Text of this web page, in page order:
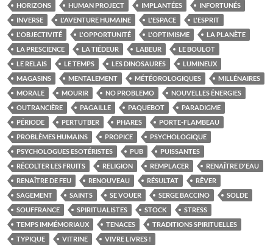
HORIZONS
HUMAN PROJECT IMPLANTÉES
INFORTUNÉS
INVERSE
L'AVENTURE HUMAINE L'ESPACE
L'ESPRIT
L'OBJECTIVITÉ
L'OPPORTUNITÉ L'OPTIMISME
LA PLANÈTE
LA PRESCIENCE
LA TIÉDEUR LABEUR
LE BOULOT
LE RELAIS
LE TEMPS LES DINOSAURES
LUMINEUX
MAGASINS
MENTALEMENT MÉTÉOROLOGIQUES
MILLÉNAIRES
MORALE
MOURIR NO PROBLEMO
NOUVELLES ÉNERGIES
OUTRANCIÈRE
PAGAILLE PAQUEBOT
PARADIGME
PÉRIODE
PERTUTBER PHARES
PORTE-FLAMBEAU
PROBLÈMES HUMAINS
PROPICE
PSYCHOLOGIQUE
PSYCHOLOGUES ESOTÉRISTES
PUB
PUISSANTES
RÉCOLTER LES FRUITS
RELIGION REMPLACER
RENAÎTRE D'EAU
RENAÎTRE DE FEU
RENOUVEAU RÉSULTAT
RÊVER
SAGEMENT
SAINTS SE VOUER SERGE BACCINO
SOLDE
SOUFFRANCE
SPIRITUALISTES STOCK
STRESS
TEMPS IMMÉMORIAUX
TENACES
TRADITIONS SPIRITUELLES
TYPIQUE
VITRINE VIVRE LIVRES !